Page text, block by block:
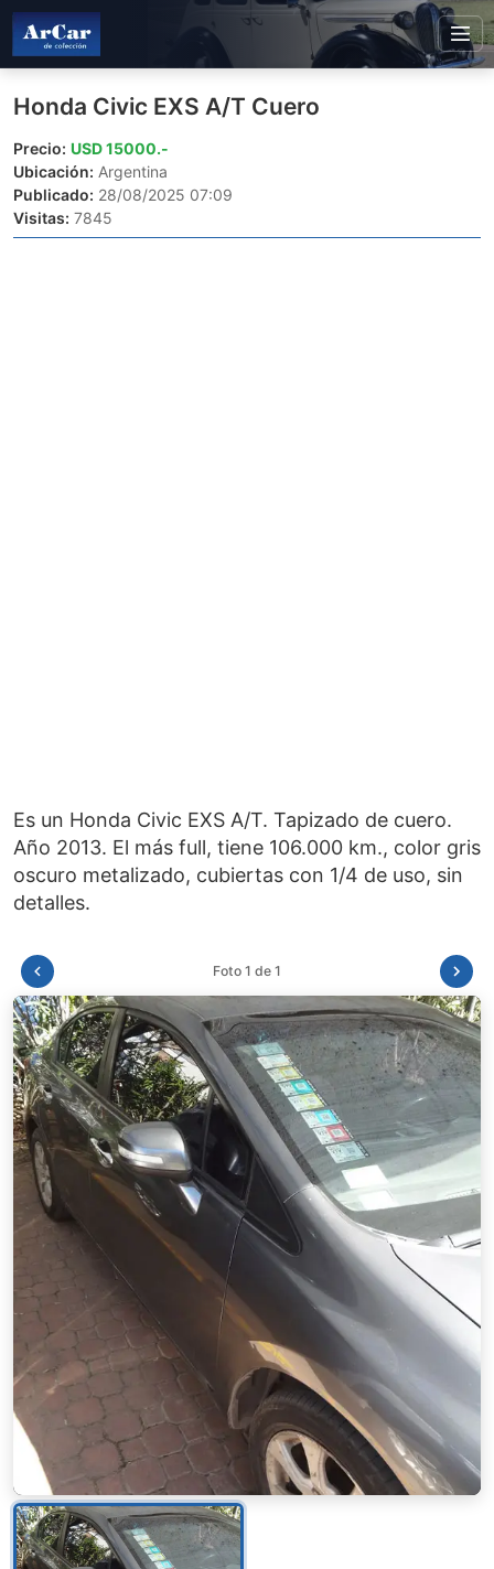
Honda Civic EXS A/T Cuero
Precio: USD 15000.-
Ubicación: Argentina
Publicado: 28/08/2025 07:09
Visitas: 7845
Es un Honda Civic EXS A/T. Tapizado de cuero.
Año 2013. El más full, tiene 106.000 km., color gris
oscuro metalizado, cubiertas con 1/4 de uso, sin
Foto 1 de 1